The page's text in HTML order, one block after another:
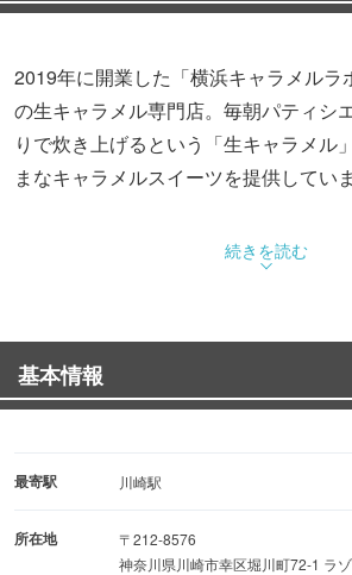
2019年に開業した「横浜キャラメルラ
の生キャラメル専門店。毎朝パティシ
りで炊き上げるという「生キャラメル
まなキャラメルスイーツを提供していま
続きを読む
基本情報
最寄駅 川崎駅
所在地
〒212-8576
神奈川県川崎市幸区堀川町72-1 ラ